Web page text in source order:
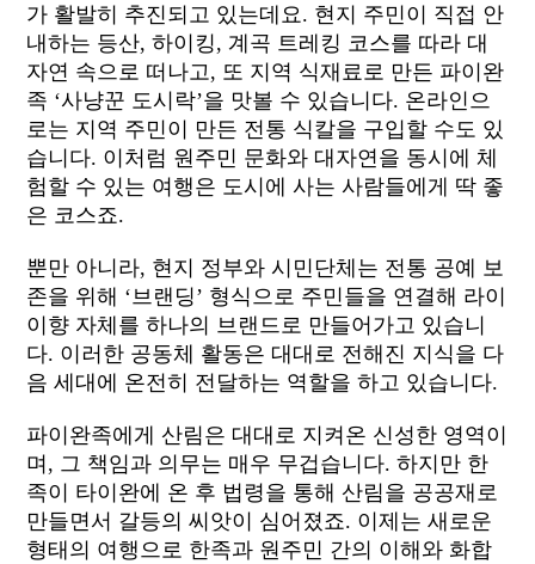
가 활발히 추진되고 있는데요. 현지 주민이 직접 안
내하는 등산, 하이킹, 계곡 트레킹 코스를 따라 대
자연 속으로 떠나고, 또 지역 식재료로 만든 파이완
족 ‘사냥꾼 도시락’을 맛볼 수 있습니다. 온라인으
로는 지역 주민이 만든 전통 식칼을 구입할 수도 있
습니다. 이처럼 원주민 문화와 대자연을 동시에 체
험할 수 있는 여행은 도시에 사는 사람들에게 딱 좋
은 코스죠.
뿐만 아니라, 현지 정부와 시민단체는 전통 공예 보
존을 위해 ‘브랜딩’ 형식으로 주민들을 연결해 라이
이향 자체를 하나의 브랜드로 만들어가고 있습니
다. 이러한 공동체 활동은 대대로 전해진 지식을 다
음 세대에 온전히 전달하는 역할을 하고 있습니다.
파이완족에게 산림은 대대로 지켜온 신성한 영역이
며, 그 책임과 의무는 매우 무겁습니다. 하지만 한
족이 타이완에 온 후 법령을 통해 산림을 공공재로
만들면서 갈등의 씨앗이 심어졌죠. 이제는 새로운
형태의 여행으로 한족과 원주민 간의 이해와 화합